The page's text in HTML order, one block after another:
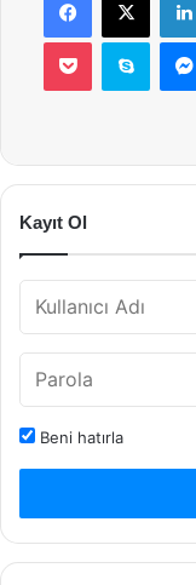
Pocket Skype
Kayıt Ol
Beni hatırla